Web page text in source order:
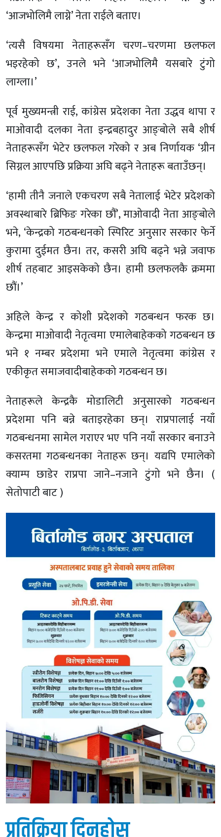
‘आजभोलिमै लाग्ने’ नेता राईले बताए।
‘त्यसै विषयमा नेताहरूसँग चरण–चरणमा छलफल
भइरहेको छ’, उनले भने ‘आजभोलिमै यसबारे टुंगो
लाग्ला।’
पूर्व मुख्यमन्त्री राई, कांग्रेस प्रदेशका नेता उद्धव थापा र
माओवादी दलका नेता इन्द्रबहादुर आङ्बोले सबै शीर्ष
नेताहरूसँग भेटेर छलफल गरेको र अब निर्णायक ‘ग्रीन
सिग्नल आएपछि प्रक्रिया अघि बढ्ने नेताहरू बताउँछन्।
‘हामी तीनै जनाले एकचरण सबै नेतालाई भेटेर प्रदेशको
अवस्थाबारे ब्रिफिङ गरेका छौं’, माओवादी नेता आङ्बोले
भने, ‘केन्द्रको गठबन्धनको स्पिरिट अनुसार सरकार फेर्ने
कुरामा दुईमत छैन। तर, कसरी अघि बढ्ने भन्ने जवाफ
शीर्ष तहबाट आइसकेको छैन। हामी छलफलकै क्रममा
छौं।’
अहिले केन्द्र र कोशी प्रदेशको गठबन्धन फरक छ।
केन्द्रमा माओवादी नेतृत्वमा एमालेबाहेकको गठबन्धन छ
भने १ नम्बर प्रदेशमा भने एमाले नेतृत्वमा कांग्रेस र
एकीकृत समाजवादीबाहेकको गठबन्धन छ।
नेताहरूले केन्द्रकै मोडालिटी अनुसारको गठबन्धन
प्रदेशमा पनि बन्ने बताइरहेका छन्। राप्रपालाई नयाँ
गठबन्धनमा सामेल गराएर भए पनि नयाँ सरकार बनाउने
कसरतमा गठबन्धनका नेताहरू छन्। यद्यपि एमालेको
क्याम्प छाडेर राप्रपा जाने–नजाने टुंगो भने छैन। (
सेतोपाटी बाट )